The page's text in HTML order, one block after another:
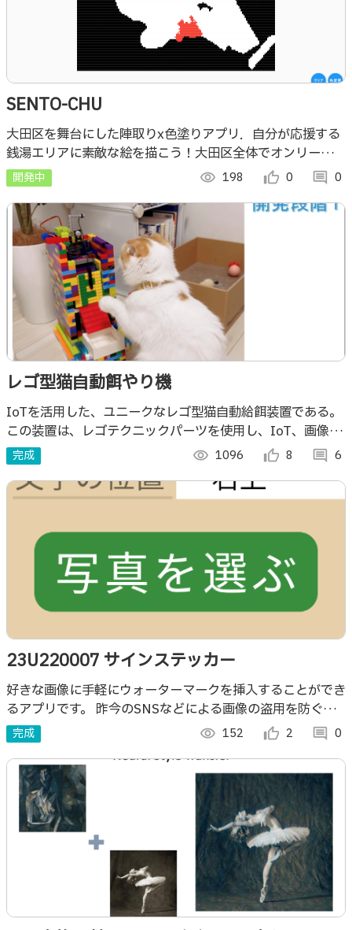
SENTO-CHU
大田区を舞台にした陣取りx色塗りアプリ．自分が応援する
銭湯エリアに素敵な絵を描こう！大田区全体でオンリーワン
の作品に仕上げよう！
開発中 visibility 198 thumb_up_alt 0 comment 0
レゴ型猫自動餌やり機
IoTを活用した、ユニークなレゴ型猫自動給餌装置である。
この装置は、レゴテクニックパーツを使用し、IoT、画像解
析の統合で、飼い主は遠隔からペットの食事を管理できる。
完成 visibility 1096 thumb_up_alt 8 comment 6
23U220007 サインステッカー
好きな画像に手軽にウォーターマークを挿入することができ
るアプリです。 昨今のSNSなどによる画像の盗用を防ぐ目
的で作成しました
完成 visibility 152 thumb_up_alt 2 comment 0